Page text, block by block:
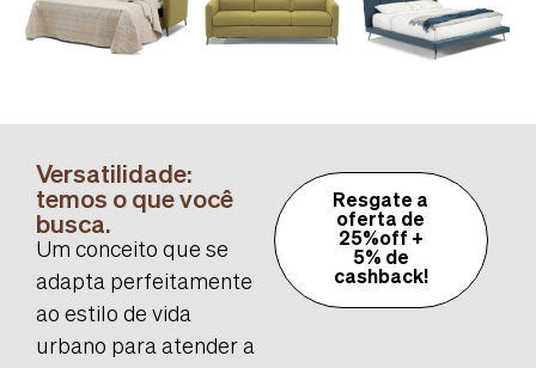
Versatilidade:
temos o que você
busca.
Um conceito que se
adapta perfeitamente
ao estilo de vida
urbano para atender a
Resgate a
oferta de
25%off +
5% de
cashback!